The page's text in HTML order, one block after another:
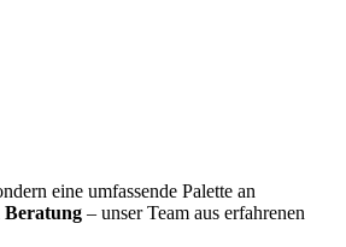
eine umfassende Palette an
Beratung – unser Team aus erfahrenen